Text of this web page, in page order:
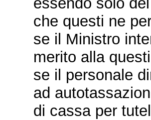
che questi ne
se il Ministro
merito alla
se il personale
ad
di cassa per